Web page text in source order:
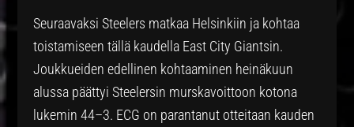
Seuraavaksi Steelers matkaa Helsinkiin ja kohtaa
toistamiseen tällä kaudella East City Giantsin.
Joukkueiden edellinen kohtaaminen heinäkuun
alussa päättyi Steelersin murskavoittoon kotona
lukemin 44–3. ECG on parantanut otteitaan kauden